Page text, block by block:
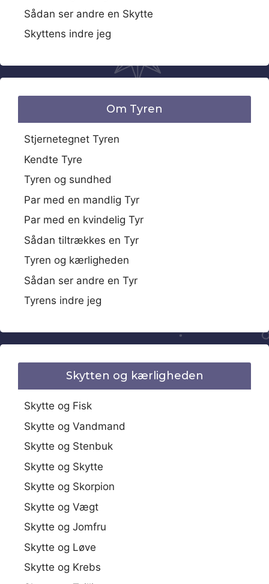
Sådan ser andre en Skytte
Skyttens indre jeg
Om Tyren
Stjernetegnet Tyren
Kendte Tyre
Tyren og sundhed
Par med en mandlig Tyr
Par med en kvindelig Tyr
Sådan tiltrækkes en Tyr
Tyren og kærligheden
Sådan ser andre en Tyr
Tyrens indre jeg
Skytten og kærligheden
Skytte og Fisk
Skytte og Vandmand
Skytte og Stenbuk
Skytte og Skytte
Skytte og Skorpion
Skytte og Vægt
Skytte og Jomfru
Skytte og Løve
Skytte og Krebs